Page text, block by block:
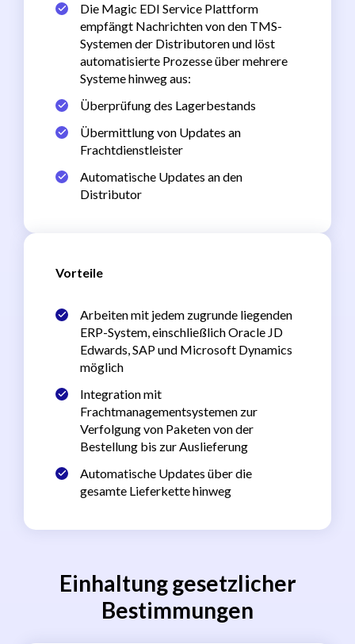
Die Magic EDI Service Plattform
empfängt Nachrichten von den TMS-
Systemen der Distributoren und löst
automatisierte Prozesse über mehrere
Systeme hinweg aus:
Überprüfung des Lagerbestands
Übermittlung von Updates an
Frachtdienstleister
Automatische Updates an den
Distributor
Vorteile
Arbeiten mit jedem zugrunde liegenden
ERP-System, einschließlich Oracle JD
Edwards, SAP und Microsoft Dynamics
möglich
Integration mit
Frachtmanagementsystemen zur
Verfolgung von Paketen von der
Bestellung bis zur Auslieferung
Automatische Updates über die
gesamte Lieferkette hinweg
Einhaltung gesetzlicher
Bestimmungen